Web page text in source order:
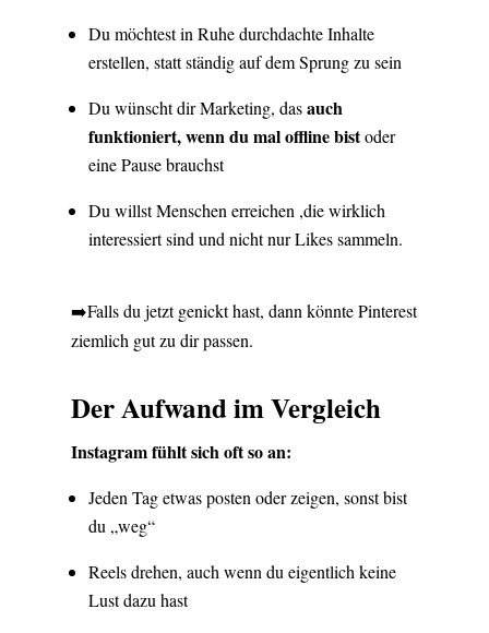
Du möchtest in Ruhe durchdachte Inhalte
erstellen, statt ständig auf dem Sprung zu sein
Du wünscht dir Marketing, dasauch
funktioniert, wenn du mal offline bistoder
eine Pause brauchst
Du willst Menschen erreichen ,die wirklich
interessiert sind und nicht nur Likes sammeln.
➡️Falls du jetzt genickt hast, dann könnte Pinterest
ziemlich gut zu dir passen.
Der Aufwand im Vergleich
Instagram fühlt sich oft so an:
Jeden Tag etwas posten oder zeigen, sonst bist
du „weg“
Reels drehen, auch wenn du eigentlich keine
Lust dazu hast